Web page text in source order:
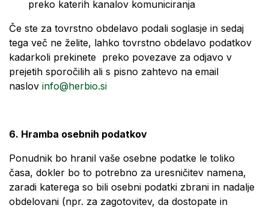
preko katerih kanalov komuniciranja
Če ste za tovrstno obdelavo podali soglasje in sedaj
tega več ne želite, lahko tovrstno obdelavo podatkov
kadarkoli prekinete preko povezave za odjavo v
prejetih sporočilih ali s pisno zahtevo na email
naslov info@herbio.si
6. Hramba osebnih podatkov
Ponudnik bo hranil vaše osebne podatke le toliko
časa, dokler bo to potrebno za uresničitev namena,
zaradi katerega so bili osebni podatki zbrani in nadalje
obdelovani (npr. za zagotovitev, da dostopate in